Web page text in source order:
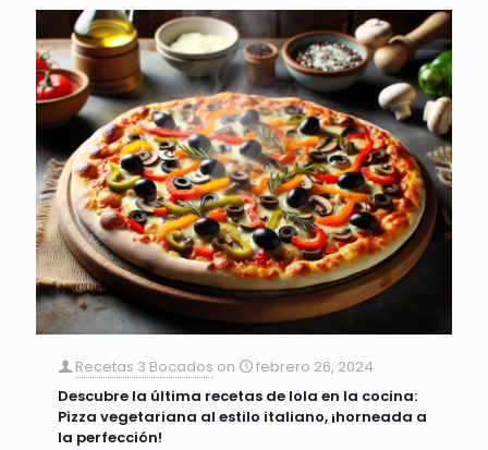
Recetas 3 Bocados on
febrero 26, 2024
Descubre la última recetas de lola en la cocina:
Pizza vegetariana al estilo italiano, ¡horneada a
la perfección!